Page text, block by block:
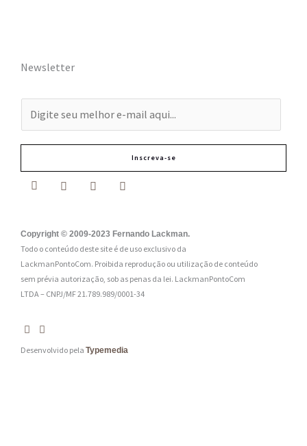
Newsletter
-
m
a
:
*
Inscreva-se
Copyright © 2009-2023 Fernando Lackman.
Todo o conteúdo deste site é de uso exclusivo da
LackmanPontoCom. Proibida reprodução ou utilização de conteúdo
sem prévia autorização, sob as penas da lei. LackmanPontoCom
LTDA – CNPJ/MF 21.789.989/0001-34
Desenvolvido pela Typemedia